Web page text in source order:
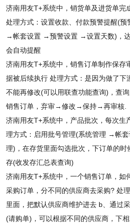
济南用友T+系统中，销货单及进货单完
处理方式：设置收款、付款预警提醒(
→帐套设置 →预警设置 →设置天数)，
会自动提醒
济南用友T+系统中，销售订单制作保存
据被后续执行 处理方式：是因为做了下
不能再修改(可以用联查功能查询)，查
销售订单，弃审→修改→保持→再审核.
济南用友T+系统中，产品批次，每次生
理方式：启用批号管理(系统管理 →帐
理)，在存货里面勾选批次，下订单的
存(收发存汇总表查询)
济南用友T+系统中，一个销售订单，如
采购订单，分不同的供应商去采购? 处
里面，把默认供应商维护进去 b、通过
(请购单)，可以根据不同的供应商，下